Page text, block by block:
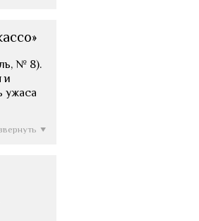
№ 8).
и
ужаса